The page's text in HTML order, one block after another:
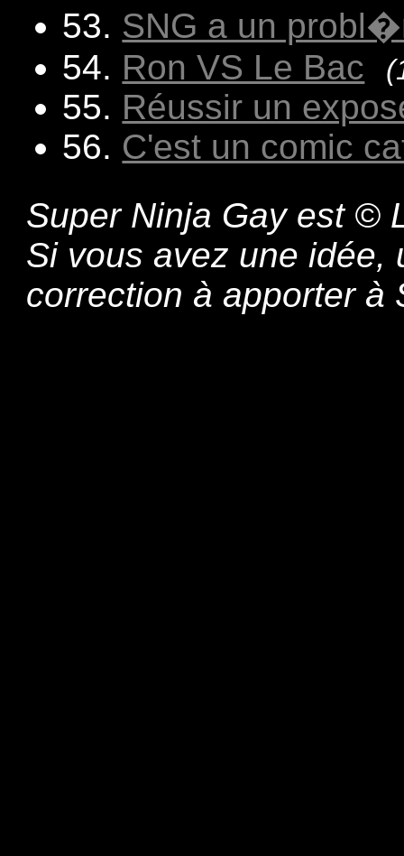
53. SNG a un
54. Ron VS Le Bac
55. Réussir un
56. C'est un comic
Super Ninja Gay est ©
Si vous avez une idée,
correction à apporter à